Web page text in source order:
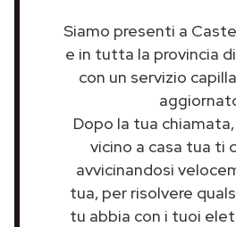
Siamo presenti a
e in tutta la provincia
con un servizio
Dopo la tua
vicino a casa tua ti
avvicinandosi
tua, per risolvere
tu abbia con i tuoi